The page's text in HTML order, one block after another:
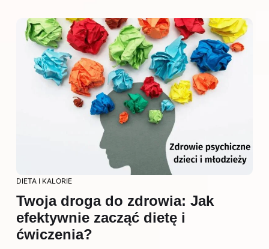
DIETA I KALORIE
Twoja droga do zdrowia: Jak
efektywnie zacząć dietę i
ćwiczenia?